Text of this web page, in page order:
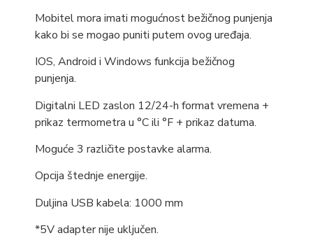
Mobitel mora imati mogućnost bežičnog punjenja
kako bi se mogao puniti putem ovog uređaja.
IOS, Android i Windows funkcija bežičnog
punjenja.
Digitalni LED zaslon 12/24-h format vremena +
prikaz termometra u °C ili °F + prikaz datuma.
Moguće 3 različite postavke alarma.
Opcija štednje energije.
Duljina USB kabela: 1000 mm
*5V adapter nije uključen.